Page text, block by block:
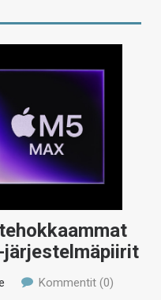
järjestelmäpiirit
Kommentit (0)